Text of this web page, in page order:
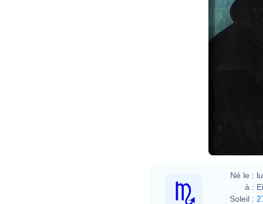
Né le :
à :
Soleil :